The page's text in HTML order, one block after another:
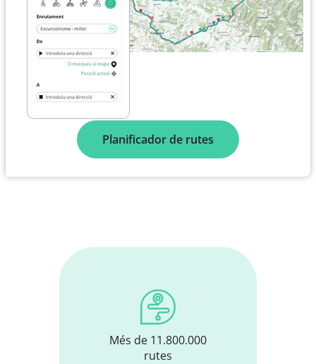
Planificador de rutes
Més de 11.800.000
rutes